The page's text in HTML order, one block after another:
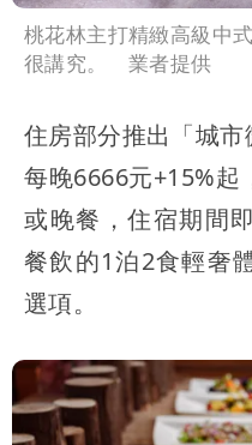
桃花林主打精緻高級中
很講究。 業者提供
住房部分推出「城
每晚6666元+15%起
或晚餐，住宿期間
餐飲的1泊2食輕奢
選項。